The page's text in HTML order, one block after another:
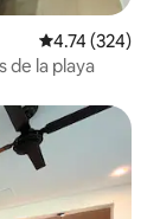
Calificación
4.74 (324)
de la playa